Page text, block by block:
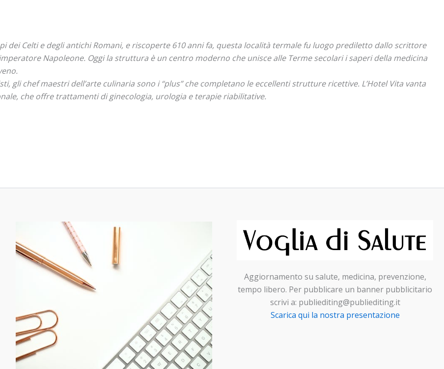
dei Celti e degli antichi Romani, e riscoperte 610 anni fa, questa località termale fu luogo prediletto dallo scrittore
Napoleone. Oggi la struttura è un centro moderno che unisce alle Terme secolari i saperi della medicina
gli chef maestri dell’arte culinaria sono i “plus” che completano le eccellenti strutture ricettive. L’Hotel Vita vanta
che offre trattamenti di ginecologia, urologia e terapie riabilitative.
Aggiornamento su salute, medicina, prevenzione,
tempo libero. Per pubblicare un banner pubblicitario
scrivi a: publiediting@publiediting.it
Scarica qui la nostra presentazione